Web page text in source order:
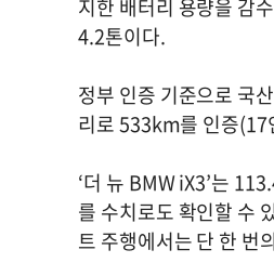
지한 배터리 용량을 감
4.2톤이다.
정부 인증 기준으로 국
리로 533km를 인증(17
‘더 뉴 BMW iX3’는
를 수치로도 확인할 수
트 주행에서는 단 한 번